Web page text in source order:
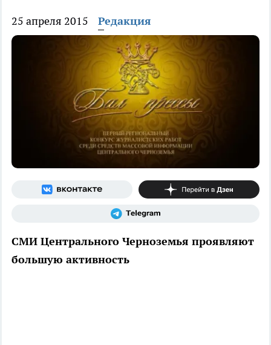
25 апреля 2015 Редакция
СМИ Центрального Черноземья проявляют
большую активность